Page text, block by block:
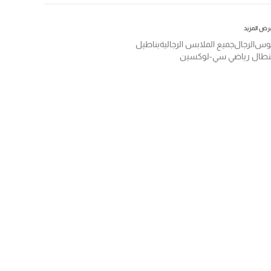
المزيد
الرجالجميع الملابس الرجاليةبناطيل
رياضي سي-لوكسين